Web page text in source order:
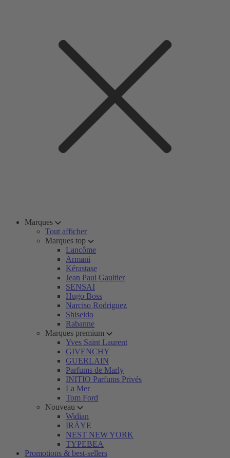
Marques
Tout afficher
Marques top
Lancôme
Armani
Kérastase
Jean Paul Gaultier
SENSAI
Hugo Boss
Narciso Rodriguez
Shiseido
Rabanne
Marques premium
Yves Saint Laurent
GIVENCHY
GUERLAIN
Parfums de Marly
INITIO Parfums Privés
La Mer
Tom Ford
Nouveau
Widian
IRÄYE
NEST NEW YORK
TYPEBEA
Promotions & best-sellers